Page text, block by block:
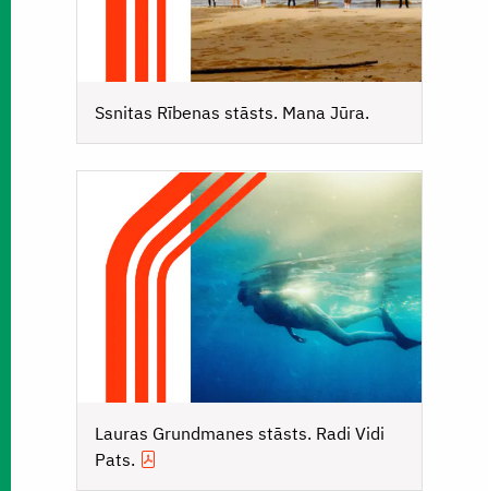
Ssnitas Rībenas stāsts. Mana Jūra.
Lauras Grundmanes stāsts. Radi Vidi
Pats.